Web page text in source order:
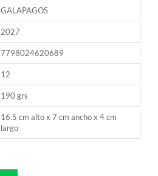
GALAPAGOS
2027
7798024620689
12
190 grs
16.5 cm alto x 7 cm ancho x 4 cm
largo